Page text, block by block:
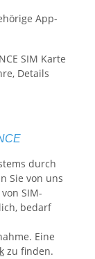
App-
SIM Karte
Details
durch
Sie von uns
SIM-
bedarf
Eine
zu finden.